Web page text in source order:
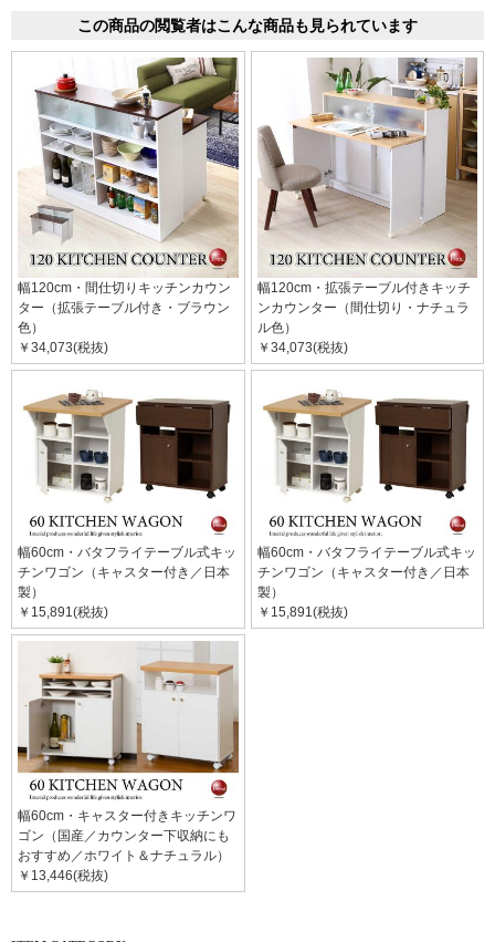
この商品の閲覧者はこんな商品も見られています
幅120cm・間仕切りキッチンカウン
ター（拡張テーブル付き・ブラウン
色）
￥34,073(税抜)
幅120cm・拡張テーブル付きキッチ
ンカウンター（間仕切り・ナチュラ
ル色）
￥34,073(税抜)
幅60cm・バタフライテーブル式キッ
チンワゴン（キャスター付き／日本
製）
￥15,891(税抜)
幅60cm・バタフライテーブル式キッ
チンワゴン（キャスター付き／日本
製）
￥15,891(税抜)
幅60cm・キャスター付きキッチンワ
ゴン（国産／カウンター下収納にも
おすすめ／ホワイト＆ナチュラル）
￥13,446(税抜)